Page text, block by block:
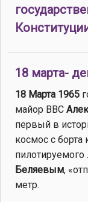
18 марта-
18 Марта 1965
майор ВВС
первый в
космос с борта
Беляевым,
метр.